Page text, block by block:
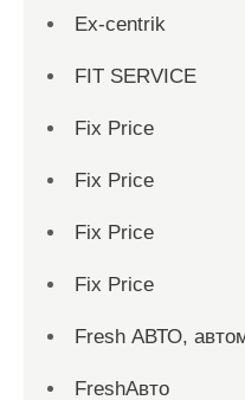
Ex-centrik
FIT SERVICE
Fix Price
Fix Price
Fix Price
Fix Price
Fresh АВТО,
FreshАвто